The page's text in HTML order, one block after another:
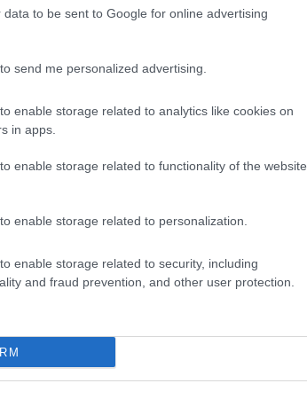
to be sent to Google for online advertising
send me personalized advertising.
enable storage related to analytics like cookies on
in apps.
enable storage related to functionality of the website
enable storage related to personalization.
enable storage related to security, including
and fraud prevention, and other user protection.
0%
Megosztás:
HÍREK